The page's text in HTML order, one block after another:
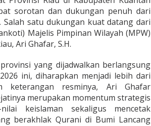
sorotan dan dukungan penuh dari
satu dukungan kuat datang dari
Majelis Pimpinan Wilayah (MPW)
Ari Ghafar, S.H.
yang dijadwalkan berlangsung
ini, diharapkan menjadi lebih dari
keterangan resminya, Ari Ghafar
merupakan momentum strategis
keislaman sekaligus mencetak
berakhlak Qurani di Bumi Lancang